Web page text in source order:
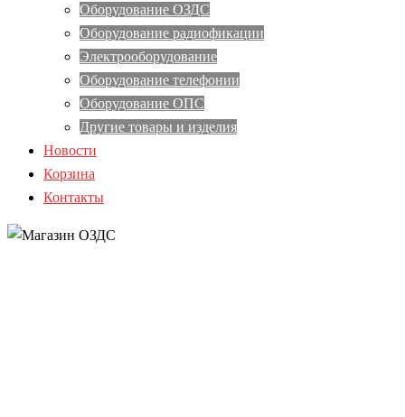
Оборудование ОЗДС
Оборудование радиофикации
Электрооборудование
Оборудование телефонии
Оборудование ОПС
Другие товары и изделия
Новости
Корзина
Контакты